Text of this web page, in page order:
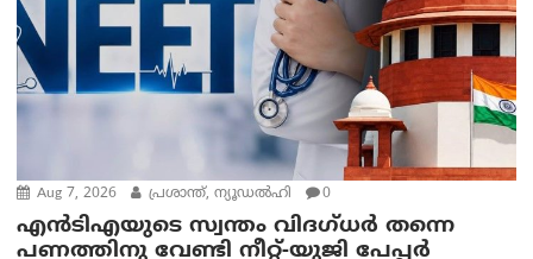
Aug 7, 2026 പ്രശാന്ത്, ന്യൂഡല്‍ഹി 0
എൻ‌ടി‌എയുടെ സ്വന്തം വിദഗ്ധർ തന്നെ
പണത്തിനു വേണ്ടി നീറ്റ്-യു‌ജി പേപ്പർ